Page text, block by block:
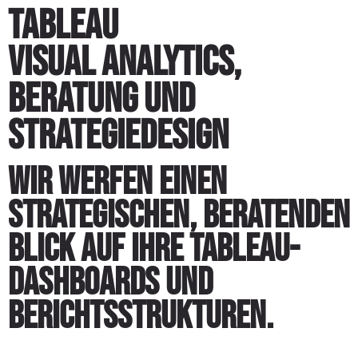
Tableau
Visual Analytics,
Beratung und
Strategiedesign
Wir werfen einen
strategischen, beratenden
Blick auf Ihre Tableau-
Dashboards und
Berichtsstrukturen.